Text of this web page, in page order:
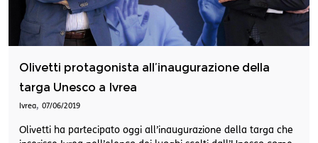
Olivetti protagonista all’inaugurazione della
targa Unesco a Ivrea
Ivrea, 07/06/2019
Olivetti ha partecipato oggi all’inaugurazione della targa che